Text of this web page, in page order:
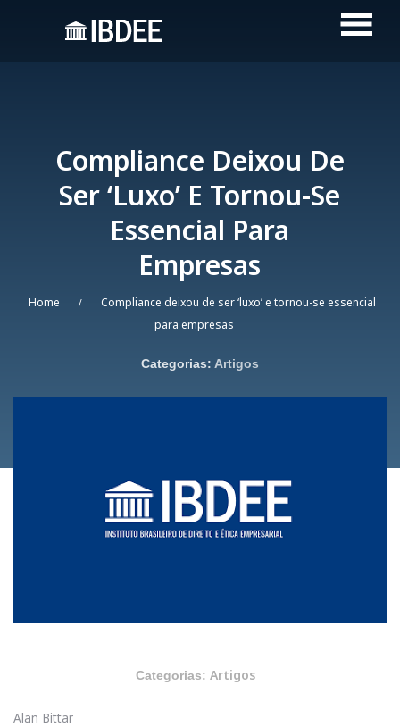
Compliance Deixou De
Ser ‘luxo’ E Tornou-Se
Essencial Para
Empresas
Home /
Compliance deixou de ser ‘luxo’ e tornou-se essencial
para empresas
Categorias: Artigos
Categorias: Artigos
Alan Bittar